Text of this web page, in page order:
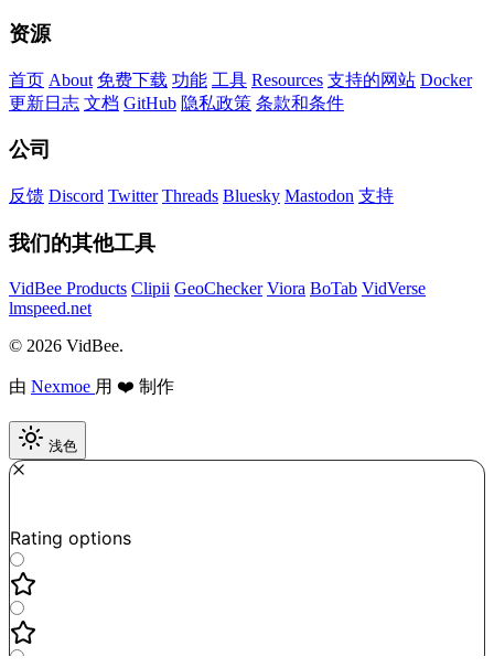
资源
首页 About 免费下载 功能 工具 Resources 支持的网站 Docker
更新日志 文档 GitHub 隐私政策 条款和条件
公司
反馈 Discord Twitter Threads Bluesky Mastodon 支持
我们的其他工具
VidBee Products Clipii GeoChecker Viora BoTab VidVerse
lmspeed.net
© 2026 VidBee.
由 Nexmoe 用 ❤️ 制作
浅色
Rating options